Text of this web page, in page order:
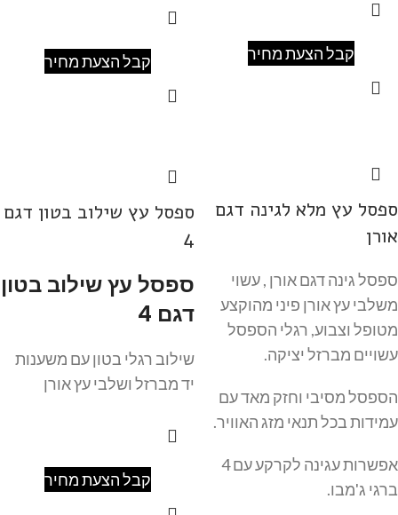
קבל הצעת מחיר קבל הצעת מחיר
ספסל עץ מלא לגינה דגם
אורן
ספסל גינה דגם אורן , עשוי
משלבי עץ אורן פיני מהוקצע
מטופל וצבוע, רגלי הספסל
עשויים מברזל יציקה.
הספסל מסיבי וחזק מאד עם
עמידות בכל תנאי מזג האוויר.
אפשרות עגינה לקרקע עם 4
ברגי ג'מבו.
ספסל עץ שילוב בטון דגם
4
ספסל עץ שילוב בטון
דגם 4
שילוב רגלי בטון עם משענות
יד מברזל ושלבי עץ אורן
קבל הצעת מחיר